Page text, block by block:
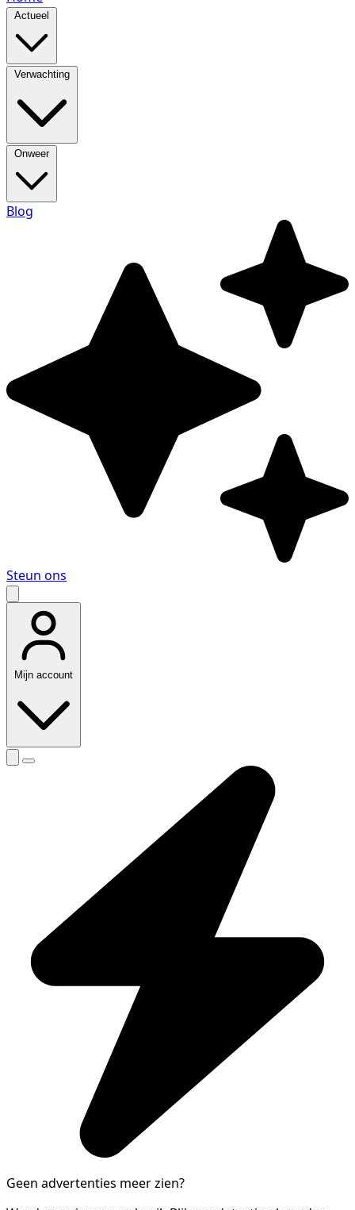
Actueel
Verwachting
Onweer
Blog
Steun ons
Mijn account
Geen advertenties meer zien?